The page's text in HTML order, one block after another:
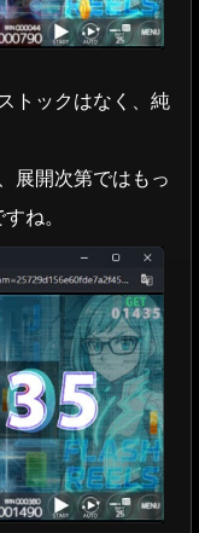
トックはなく、純
展開次第ではもっ
ね。